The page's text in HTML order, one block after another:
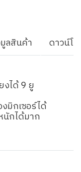
ลสินค้า ดาวน์โ
งได้ 9 ยู
มิกเซอร์ได้
นักได้มาก